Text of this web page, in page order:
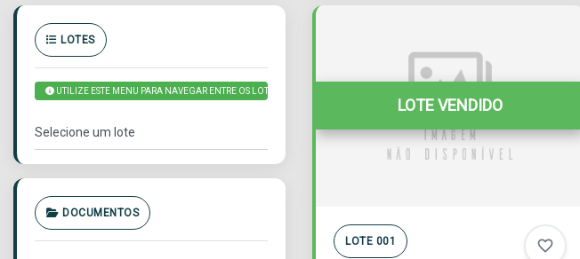
LOTES
UTILIZE ESTE MENU PARA NAVEGAR ENTRE OS LOTES
DOCUMENTOS
LOTE VENDIDO
LOTE 001 favorite_border